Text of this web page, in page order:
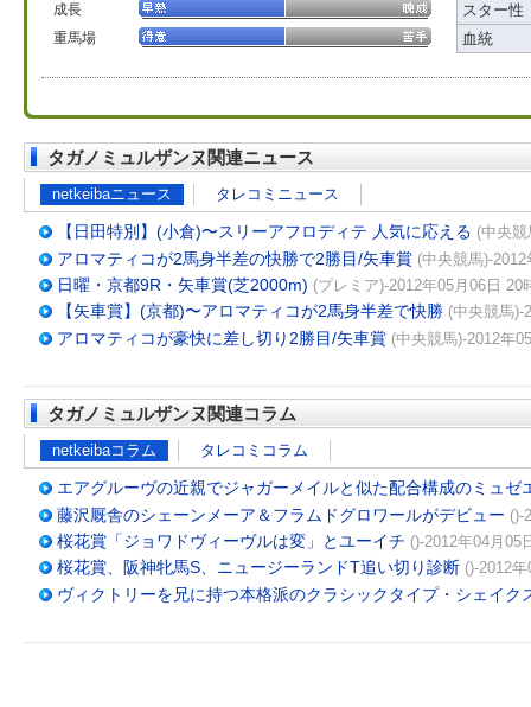
成長
重馬場
スター性
血統
タガノミュルザンヌ関連ニュース
netkeibaニュース タレコミニュース
【日田特別】(小倉)〜スリーアフロディテ 人気に応える (中央
アロマティコが2馬身半差の快勝で2勝目/矢車賞 (中央競馬)-
日曜・京都9R・矢車賞(芝2000m) (プレミア)-2012年05月06日 20
【矢車賞】(京都)〜アロマティコが2馬身半差で快勝 (中央競馬)-
アロマティコが豪快に差し切り2勝目/矢車賞 (中央競馬)-2012年
タガノミュルザンヌ関連コラム
netkeibaコラム タレコミコラム
エアグルーヴの近親でジャガーメイルと似た配合構成のミュゼ
藤沢厩舎のシェーンメーア＆フラムドグロワールがデビュー ()-
桜花賞「ジョワドヴィーヴルは変」とユーイチ ()-2012年04月05
桜花賞、阪神牝馬S、ニュージーランドT追い切り診断 ()-2012
ヴィクトリーを兄に持つ本格派のクラシックタイプ・シェイク